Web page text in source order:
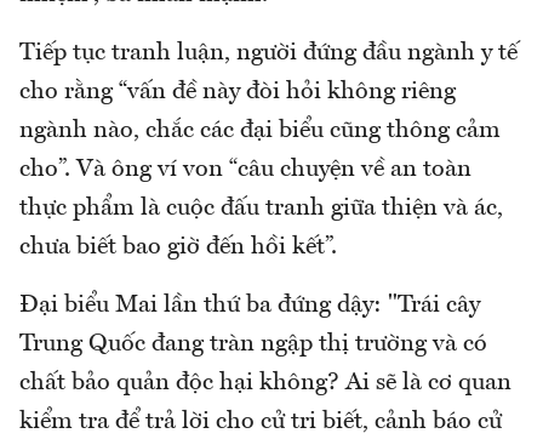
Tiếp tục tranh luận, người đứng đầu ngành y tế
cho rằng “vấn đề này đòi hỏi không riêng
ngành nào, chắc các đại biểu cũng thông cảm
cho”. Và ông ví von “câu chuyện về an toàn
thực phẩm là cuộc đấu tranh giữa thiện và ác,
chưa biết bao giờ đến hồi kết”.
Đại biểu Mai lần thứ ba đứng dậy: "Trái cây
Trung Quốc đang tràn ngập thị trường và có
chất bảo quản độc hại không? Ai sẽ là cơ quan
kiểm tra để trả lời cho cử tri biết, cảnh báo cử